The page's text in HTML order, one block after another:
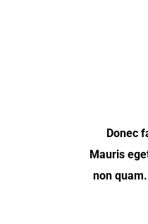
Donec
Mauris
non